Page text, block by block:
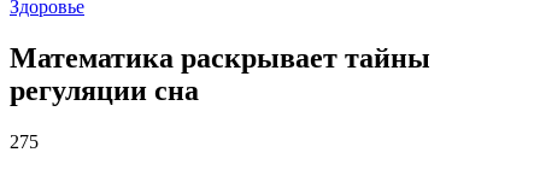
Здоровье
Математика раскрывает тайны
регуляции сна
275